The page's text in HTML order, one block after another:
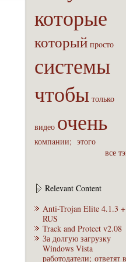
которые
который пpoсто
системы
чтобы только
видео очень
компaнии; этого
все
Relevant Content
Anti-Trojan Elite 4.1.3 +
RUS
Track and Protect v2.08
За долгую загрузку
Windows Vista
рабoтодатели; ответят в